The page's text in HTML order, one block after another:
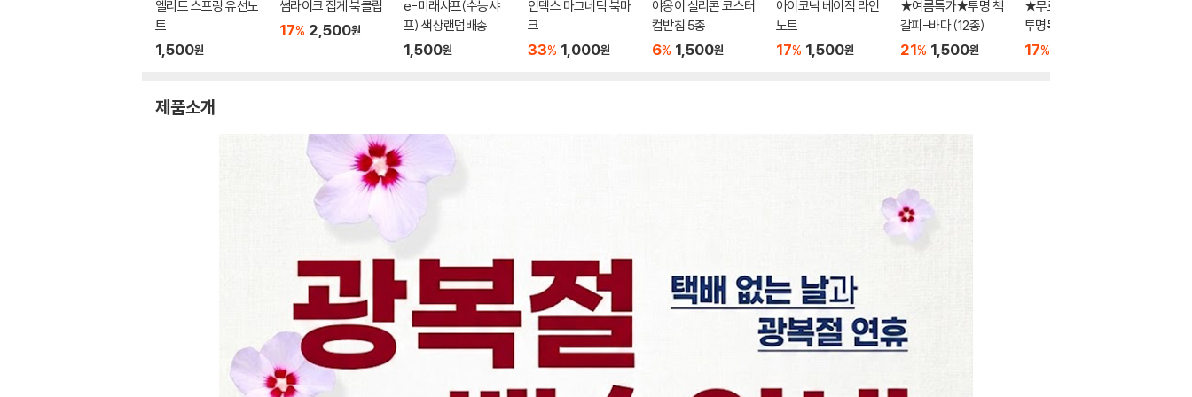
엘리트 스프링 유선노
트
1,500원
썸라이크 집게 북클립
17% 2,500원
e-미래샤프(수능샤
프) 색상랜덤배송
1,500원
인덱스 마그네틱 북마
크
33% 1,000원
야옹이 실리콘 코스터
컵받침 5종
6% 1,500원
아이코닉 베이직 라인
노트
17% 1,500원
★여름특가★투명 책
갈피-바다 (12종)
21% 1,500원
★무료배송★노르잇
투명독서대 높이조절 P
R01A
17%
제품소개